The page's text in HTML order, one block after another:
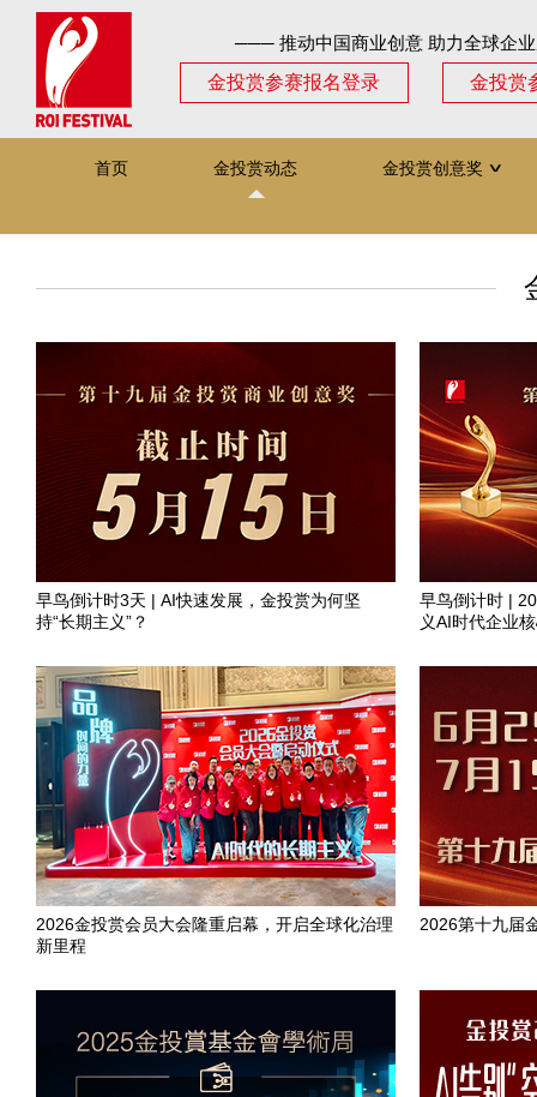
─── 推动中国商业创意 助力全球企
金投赏参赛报名登录
金投赏
首页 金投赏动态 金投赏创意奖 ∨
早鸟倒计时3天 | AI快速发展，金投赏为何坚
持“长期主义”？
早鸟倒计时 |
义AI时代企业
2026金投赏会员大会隆重启幕，开启全球化治理
新里程
2026第十九届